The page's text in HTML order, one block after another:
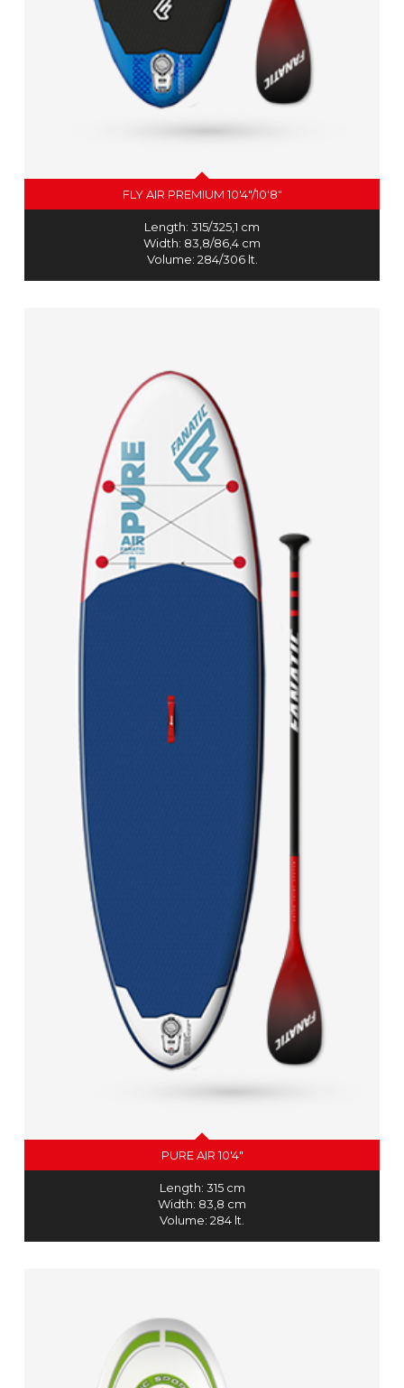
FLY AIR PREMIUM 10'4"/10'8"
Length: 315/325,1 cm
Width: 83,8/86,4 cm
Volume: 284/306 lt.
PURE AIR 10'4"
Length: 315 cm
Width: 83,8 cm
Volume: 284 lt.